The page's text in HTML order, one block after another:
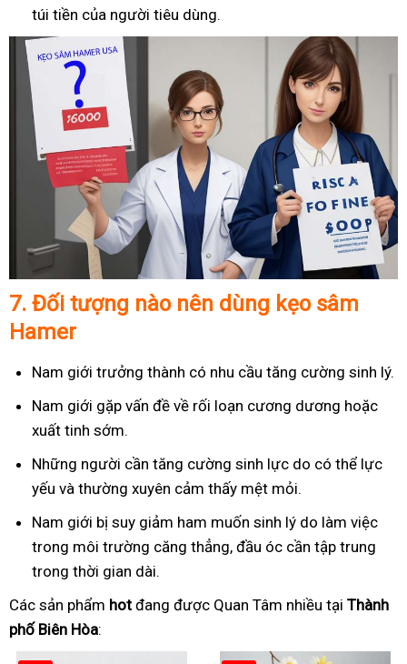
túi tiền của người tiêu dùng.
7. Đối tượng nào nên dùng kẹo sâm
Hamer
Nam giới trưởng thành có nhu cầu tăng cường sinh lý.
Nam giới gặp vấn đề về rối loạn cương dương hoặc
xuất tinh sớm.
Những người cần tăng cường sinh lực do có thể lực
yếu và thường xuyên cảm thấy mệt mỏi.
Nam giới bị suy giảm ham muốn sinh lý do làm việc
trong môi trường căng thẳng, đầu óc cần tập trung
trong thời gian dài.
Các sản phẩm hot đang được Quan Tâm nhiều tại Thành
phố Biên Hòa: